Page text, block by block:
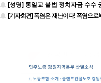
[성명] 통일교 불법 정치자금 수수 권
[기자회견] 폭염은 재난이다! 폭염으로부터 안전한 일터를 위한